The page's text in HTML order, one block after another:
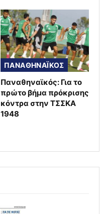
ΠΑΝΑΘΗΝΑΪΚΟΣ
Παναθηναϊκός: Για το
πρώτο βήμα πρόκρισης
κόντρα στην ΤΣΣΚΑ
1948